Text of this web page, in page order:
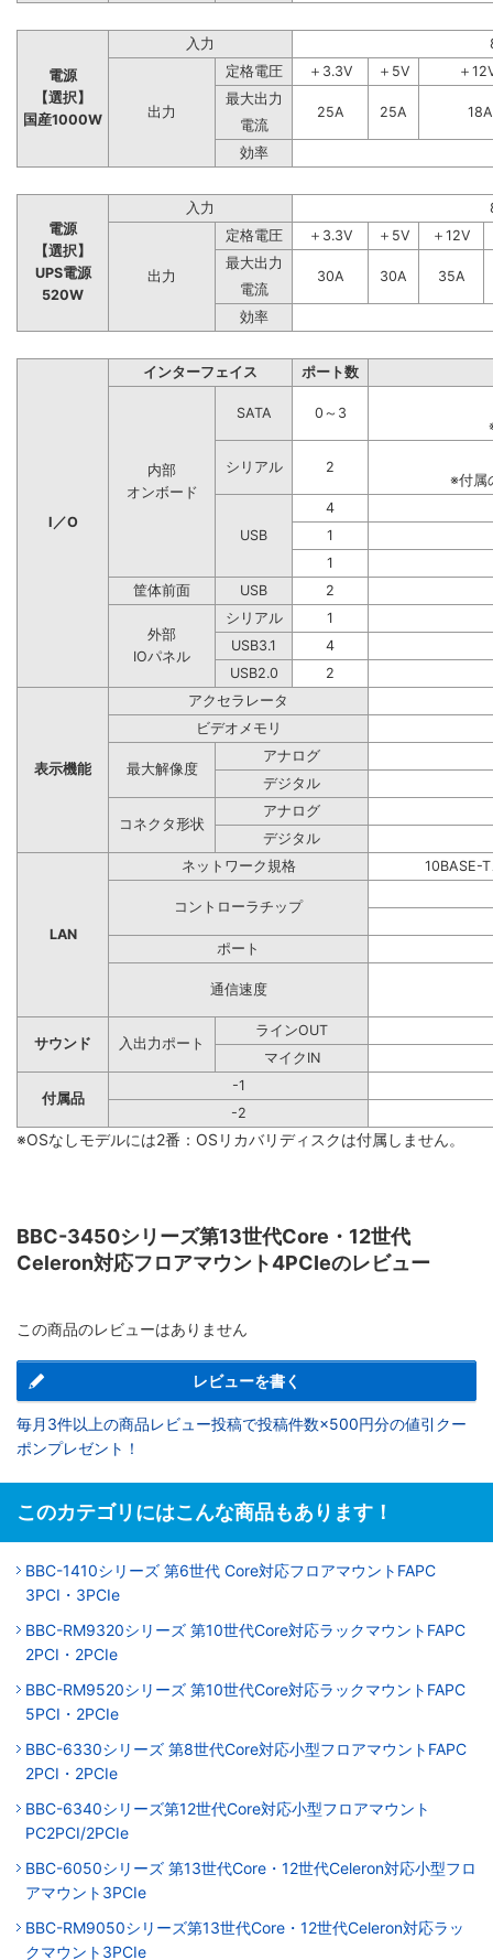
電源
【選択】
国産1000W
入力
出力
定格電圧 ＋3.3V ＋5V
＋
最大出力
25A
25A
18A
電流
効率
電源
【選択】
UPS電源
520W
入力
出力
定格電圧 ＋3.3V ＋5V
＋12V
最大出力
30A
30A
35A
電流
効率
I／O
インターフェイス ポート数
内部
オンボード
SATA
0～3
シリアル
2
※付属
USB
4
1
1
筐体前面
USB 2
外部
IOパネル
シリアル
1
USB3.1
4
USB2.0
2
表示機能
アクセラレータ
ビデオメモリ
最大解像度
アナログ
デジタル
コネクタ形状
アナログ
デジタル
LAN
ネットワーク規格 10BASE-
コントローラチップ
ポート
通信速度
サウンド 入出力ポート
ラインOUT
マイクIN
付属品
-1
-2
※OSなしモデルには2番：OSリカバリディスクは付属しません。
BBC-3450シリーズ第13世代Core・12世代
Celeron対応フロアマウント4PCIeのレビュー
この商品のレビューはありません
レビューを書く
毎月3件以上の商品レビュー投稿で投稿件数×500円分の値引クー
ポンプレゼント！
このカテゴリにはこんな商品もあります！
BBC-1410シリーズ 第6世代 Core対応フロアマウントFAPC
3PCI・3PCIe
BBC-RM9320シリーズ 第10世代Core対応ラックマウントFAPC
2PCI・2PCIe
BBC-RM9520シリーズ 第10世代Core対応ラックマウントFAPC
5PCI・2PCIe
BBC-6330シリーズ 第8世代Core対応小型フロアマウントFAPC
2PCI・2PCIe
BBC-6340シリーズ第12世代Core対応小型フロアマウント
PC2PCI/2PCIe
BBC-6050シリーズ 第13世代Core・12世代Celeron対応小型フロ
アマウント3PCIe
BBC-RM9050シリーズ第13世代Core・12世代Celeron対応ラッ
クマウント3PCIe